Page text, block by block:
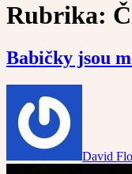
Rubrika:
Babičky jsou
David